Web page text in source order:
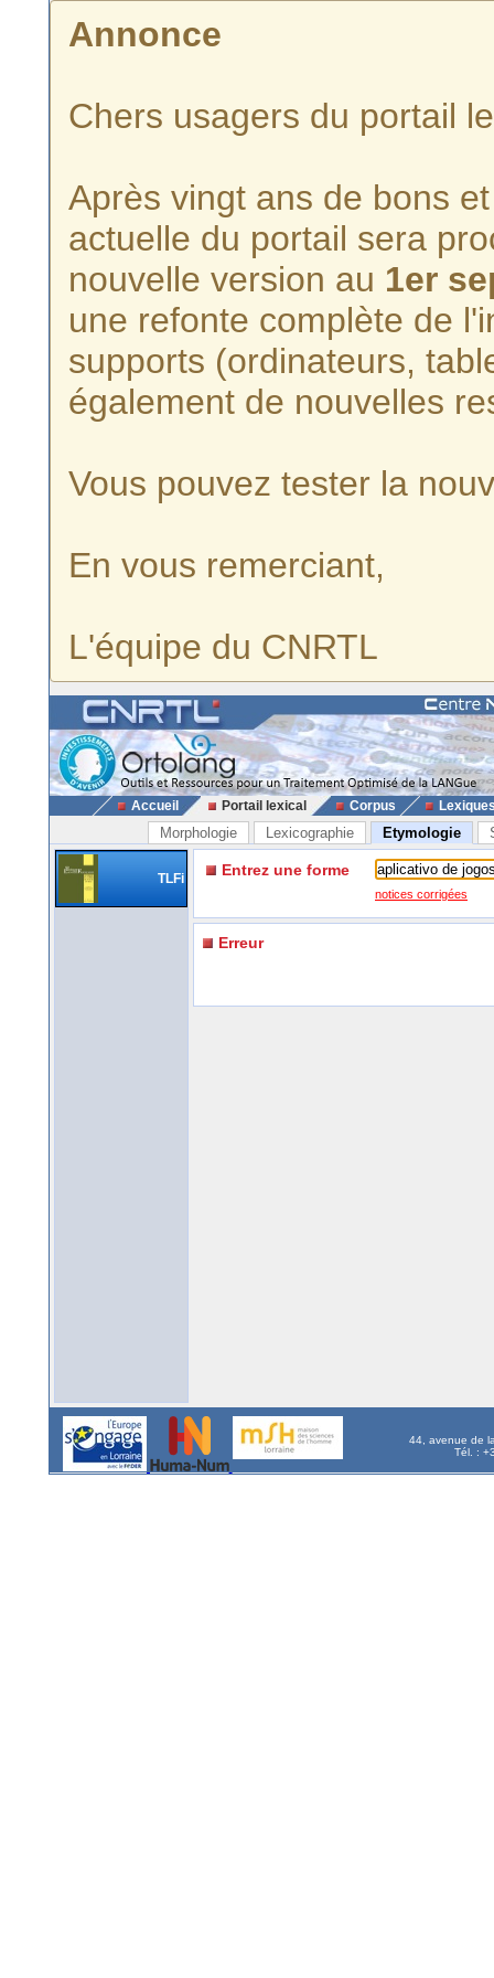
Annonce
Chers usagers du portail
Après vingt ans de bons
actuelle du portail sera
nouvelle version au 1er
une refonte complète de
supports (ordinateurs,
également de nouvelles
Vous pouvez tester la
En vous remerciant,
L'équipe du CNRTL
Accueil Portail lexical Corpus
Morphologie Lexicographie Etymologie
TLFi Entrez une forme
notices corrigées
Erreur
44, avenue de
Tél. :